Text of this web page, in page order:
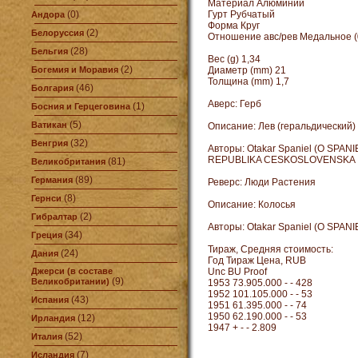
Андора (0)
Белоруссия (2)
Бельгия (28)
Богемия и Моравия (2)
Болгария (46)
Босния и Герцеговина (1)
Ватикан(5)
Венгрия (32)
Великобритания (81)
Германия (89)
Гернси(8)
Гибралтар (2)
Греция (34)
Дания (24)
Джерси (в составе
Великобритании) (9)
Испания (43)
Ирландия (12)
Италия (52)
Исландия (7)
Материал Алюминий
Гурт Рубчатый
Форма Круг
Отношение авс/рев Медальное
Вес (g) 1,34
Диаметр (mm) 21
Толщина (mm) 1,7
Аверс: Герб
Описание: Лев (геральдический)
Авторы: Otakar Spaniel (O
REPUBLIKA CESKOSLOVENSKA
Реверс: Люди Растения
Описание: Колосья
Авторы: Otakar Spaniel (O
Тираж, Средняя стоимость:
Год Тираж Цена, RUB
Unc BU Proof
1953 73.905.000 - - 428
1952 101.105.000 - - 53
1951 61.395.000 - - 74
1950 62.190.000 - - 53
1947 + - - 2.809